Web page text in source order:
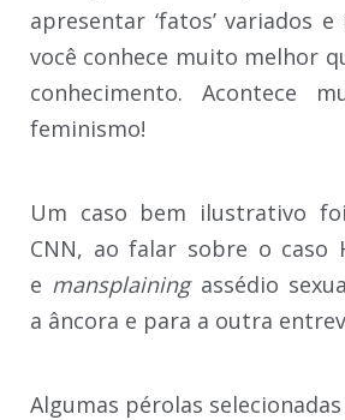
apresentar ‘fatos’ variados
você conhece muito melhor
conhecimento. Acontece
feminismo!
Um caso bem ilustrativo
CNN, ao falar sobre o caso
e mansplainingassédio
a âncora e para a outra
Algumas pérolas